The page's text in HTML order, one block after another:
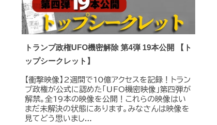
トランプ政権UFO機密解除 第4弾 19本公開 【ト
ップシークレット】
【衝撃映像】2週間で10億アクセスを記録！トラン
プ政権が公式に認めた｢UFO機密映像｣第四弾が
解禁。全19本の映像を公開！これらの映像はい
まだ未解決の状態にあります。みなさんは映像を
見てどう思いまし...